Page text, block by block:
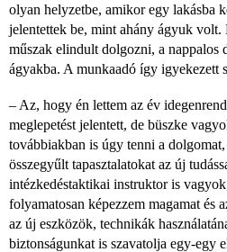
olyan helyzetbe, amikor egy lakásba
jelentettek be, mint ahány ágyuk
műszak elindult dolgozni, a nappalos
ágyakba. A munkaadó így igyekezett
– Az, hogy én lettem az év
meglepetést jelentett, de büszke
továbbiakban is úgy tenni a
összegyűlt tapasztalatokat az új
intézkedéstaktikai instruktor is
folyamatosan képezzem magamat és
az új eszközök, technikák
biztonságunkat is szavatolja egy-egy